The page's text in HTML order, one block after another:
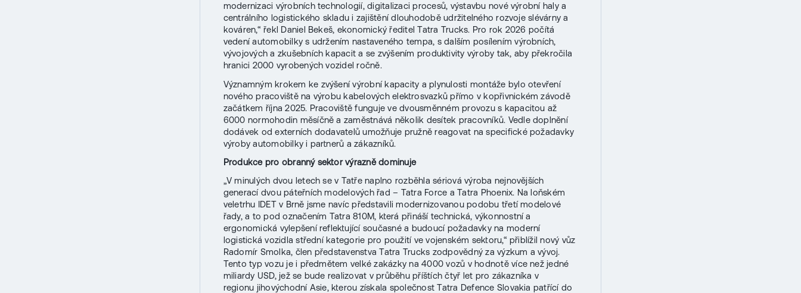
modernizaci výrobních technologií, digitalizaci procesů, výstavbu nové výrobní haly a
centrálního logistického skladu i zajištění dlouhodobě udržitelného rozvoje slévárny a
kováren,“ řekl Daniel Bekeš, ekonomický ředitel Tatra Trucks. Pro rok 2026 počítá
vedení automobilky s udržením nastaveného tempa, s dalším posílením výrobních,
vývojových a zkušebních kapacit a se zvýšením produktivity výroby tak, aby překročila
hranici 2000 vyrobených vozidel ročně.
Významným krokem ke zvýšení výrobní kapacity a plynulosti montáže bylo otevření
nového pracoviště na výrobu kabelových elektrosvazků přímo v kopřivnickém závodě
začátkem října 2025. Pracoviště funguje ve dvousměnném provozu s kapacitou až
6000 normohodin měsíčně a zaměstnává několik desítek pracovníků. Vedle doplnění
dodávek od externích dodavatelů umožňuje pružně reagovat na specifické požadavky
výroby automobilky i partnerů a zákazníků.
Produkce pro obranný sektor výrazně dominuje
„V minulých dvou letech se v Tatře naplno rozběhla sériová výroba nejnovějších
generací dvou páteřních modelových řad – Tatra Force a Tatra Phoenix. Na loňském
veletrhu IDET v Brně jsme navíc představili modernizovanou podobu třetí modelové
řady, a to pod označením Tatra 810M, která přináší technická, výkonnostní a
ergonomická vylepšení reflektující současné a budoucí požadavky na moderní
logistická vozidla střední kategorie pro použití ve vojenském sektoru,“ přiblížil nový vůz
Radomír Smolka, člen představenstva Tatra Trucks zodpovědný za výzkum a vývoj.
Tento typ vozu je i předmětem velké zakázky na 4000 vozů v hodnotě více než jedné
miliardy USD, jež se bude realizovat v průběhu příštích čtyř let pro zákazníka v
regionu jihovýchodní Asie, kterou získala společnost Tatra Defence Slovakia patřící do